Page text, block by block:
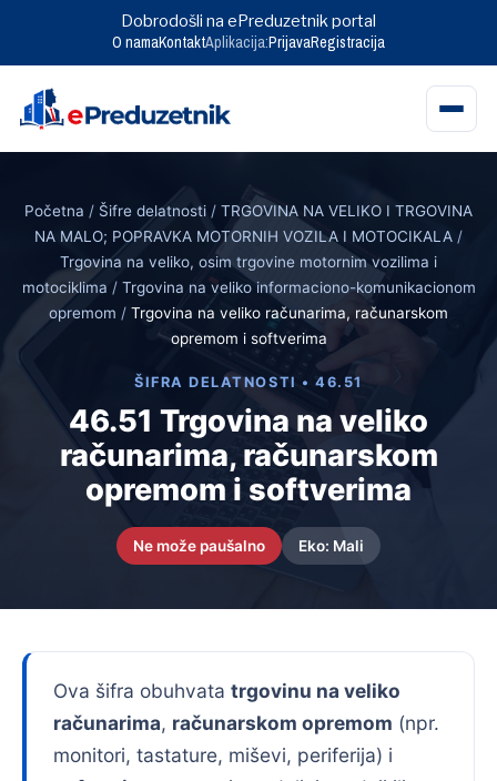
Dobrodošli na ePreduzetnik portal
O namaKontaktAplikacija:PrijavaRegistracija
content
Početna / Šifre delatnosti / TRGOVINA NA VELIKO I TRGOVINA
NA MALO; POPRAVKA MOTORNIH VOZILA I MOTOCIKALA /
Trgovina na veliko, osim trgovine motornim vozilima i
motociklima / Trgovina na veliko informaciono-komunikacionom
opremom / Trgovina na veliko računarima, računarskom
opremom i softverima
ŠIFRA DELATNOSTI • 46.51
46.51 Trgovina na veliko
računarima, računarskom
opremom i softverima
Ne može paušalno Eko: Mali
Ova šifra obuhvata trgovinu na veliko
računarima, računarskom opremom (npr.
monitori, tastature, miševi, periferija) i